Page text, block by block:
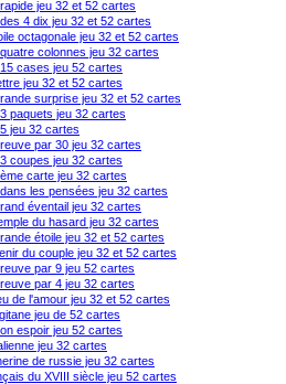
jeu 32 et 52 cartes
4 dix jeu 32 et 52 cartes
octagonale jeu 32 et 52 cartes
colonnes jeu 32 cartes
cases jeu 52 cartes
jeu 32 et 52 cartes
surprise jeu 32 et 52 cartes
paquets jeu 32 cartes
jeu 32 cartes
par 30 jeu 32 cartes
coupes jeu 32 cartes
carte jeu 32 cartes
les pensées jeu 32 cartes
éventail jeu 32 cartes
du hasard jeu 32 cartes
étoile jeu 32 et 52 cartes
du couple jeu 32 et 52 cartes
par 9 jeu 52 cartes
par 4 jeu 32 cartes
de l'amour jeu 32 et 52 cartes
jeu de 52 cartes
espoir jeu 52 cartes
jeu 32 cartes
de russie jeu 32 cartes
du XVIII siècle jeu 52 cartes